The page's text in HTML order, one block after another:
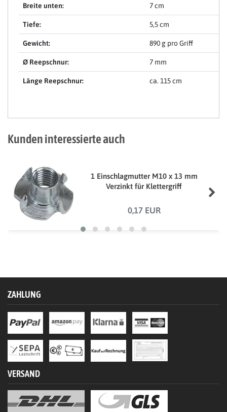
Breite unten: 7 cm
Tiefe: 5,5 cm
Gewicht: 890 g pro Griff
Ø Reepschnur: 7 mm
Länge Reepschnur: ca. 115 cm
Kunden interessierte auch
1 Einschlagmutter M10 x 13 mm
Verzinkt für Klettergriff
0,17 EUR
ZAHLUNG
VERSAND